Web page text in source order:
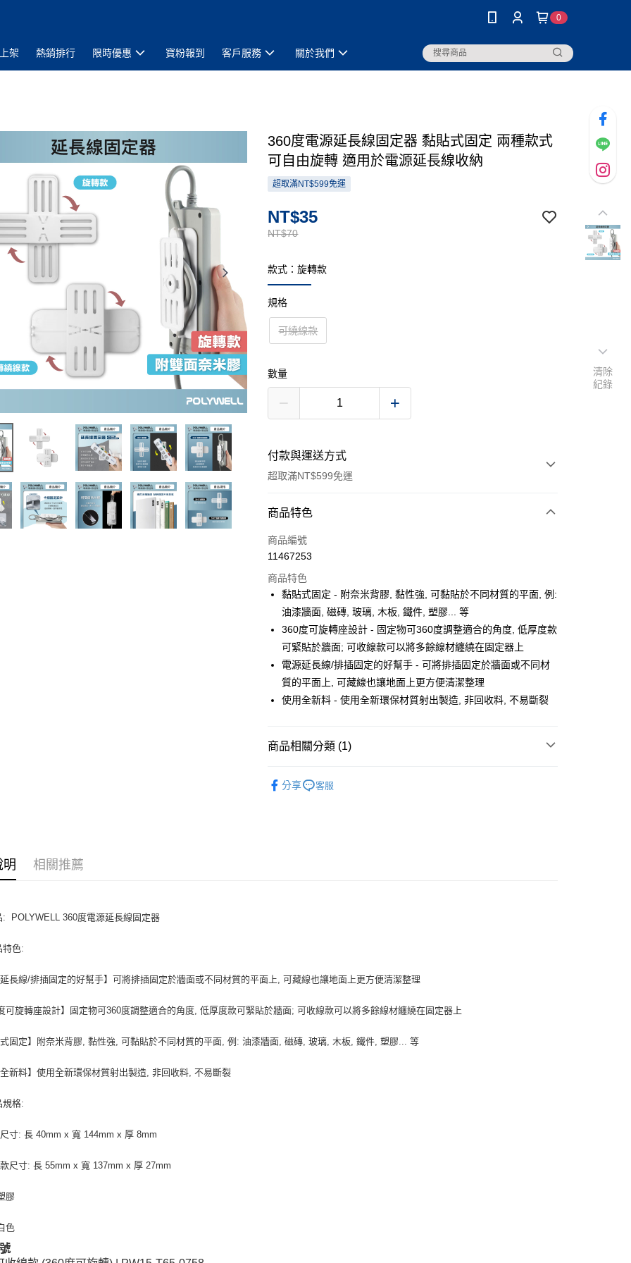
0
架 熱銷排行 限時優惠 寶粉報到 客戶服務 關於我們
360度電源延長線固定器 黏貼式固定 兩種款式
可自由旋轉 適用於電源延長線收納
超取滿NT$599免運
NT$70
NT$35
款式：旋轉款
規格
可繞線款
數量
付款與運送方式
超取滿NT$599免運
付款方式
信用卡一次付款
LINE Pay
Apple Pay
街口支付
悠遊付
ATM付款
運送方式
每筆NT$80，滿NT$599(含以上)免運費
商品特色
商品編號
11467253
商品特色
黏貼式固定 - 附奈米背膠, 黏性強, 可黏貼於不同材質的平面, 例:
油漆牆面, 磁磚, 玻璃, 木板, 鐵件, 塑膠... 等
360度可旋轉座設計 - 固定物可360度調整適合的角度, 低厚度款
可緊貼於牆面; 可收線款可以將多餘線材纏繞在固定器上
電源延長線/排插固定的好幫手 - 可將排插固定於牆面或不同材
質的平面上, 可藏線也讓地面上更方便清潔整理
使用全新料 - 使用全新環保材質射出製造, 非回收料, 不易斷裂
商品相關分類 (1)
分享
客服
明 相關推薦
POLYWELL 360度電源延長線固定器
色:
延長線/排插固定的好幫手】可將排插固定於牆面或不同材質的平面上, 可藏線也讓地面上更方便清潔整理
度可旋轉座設計】固定物可360度調整適合的角度, 低厚度款可緊貼於牆面; 可收線款可以將多餘線材纏繞在固定器上
式固定】附奈米背膠, 黏性強, 可黏貼於不同材質的平面, 例: 油漆牆面, 磁磚, 玻璃, 木板, 鐵件, 塑膠... 等
全新料】使用全新環保材質射出製造, 非回收料, 不易斷裂
格:
寸: 長 40mm x 寬 144mm x 厚 8mm
尺寸: 長 55mm x 寬 137mm x 厚 27mm
膠
色
清除
紀錄